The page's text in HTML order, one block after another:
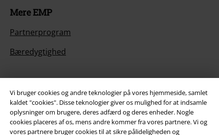
Vi bruger cookies og andre teknologier på vores hjemmeside, samlet
kaldet "cookies". Disse teknologier giver os mulighed for at indsamle
oplysninger om brugere, deres adfærd og deres enheder. Nogle
cookies placeres af os, mens andre kommer fra vores partnere. Vi og
vores partnere bruger cookies til at sikre pålideligheden og
Mere EMP
Partnerprogram
Bæredygtighed